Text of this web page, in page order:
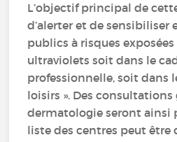
L’objectif principal de
d’alerter et de sensibiliser
publics à risques exposées
ultraviolets soit dans le
professionnelle, soit dans
loisirs ». Des
dermatologie seront ainsi
liste des centres peut être